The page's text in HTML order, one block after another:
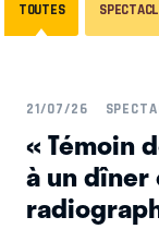
TOUTES
21/07/26
« Témoin
à un